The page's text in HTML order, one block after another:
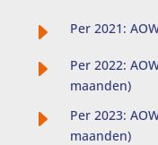
E Per 2021:
E Per 2022:
maanden)
E Per 2023:
maanden)